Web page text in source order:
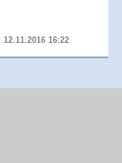
12.11.2016 16:22